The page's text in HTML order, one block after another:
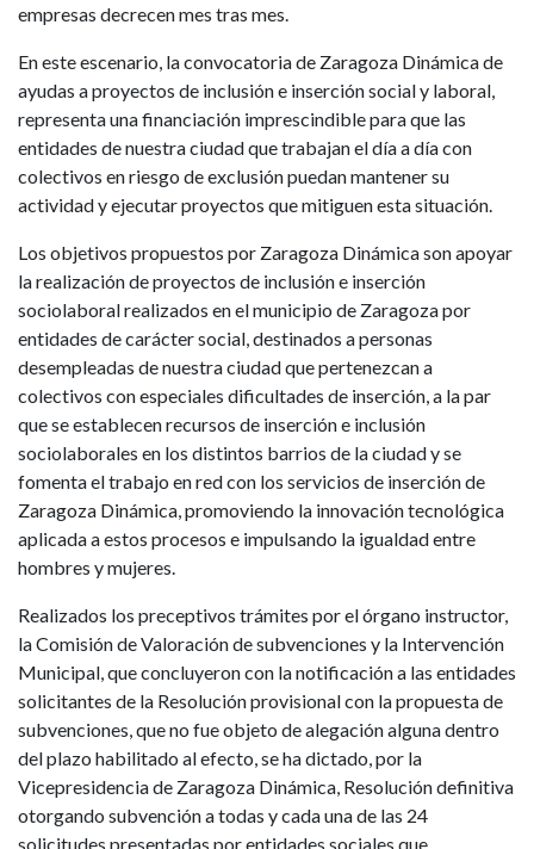
empresas decrecen mes tras mes.
En este escenario, la convocatoria de Zaragoza Dinámica de
ayudas a proyectos de inclusión e inserción social y laboral,
representa una financiación imprescindible para que las
entidades de nuestra ciudad que trabajan el día a día con
colectivos en riesgo de exclusión puedan mantener su
actividad y ejecutar proyectos que mitiguen esta situación.
Los objetivos propuestos por Zaragoza Dinámica son apoyar
la realización de proyectos de inclusión e inserción
sociolaboral realizados en el municipio de Zaragoza por
entidades de carácter social, destinados a personas
desempleadas de nuestra ciudad que pertenezcan a
colectivos con especiales dificultades de inserción, a la par
que se establecen recursos de inserción e inclusión
sociolaborales en los distintos barrios de la ciudad y se
fomenta el trabajo en red con los servicios de inserción de
Zaragoza Dinámica, promoviendo la innovación tecnológica
aplicada a estos procesos e impulsando la igualdad entre
hombres y mujeres.
Realizados los preceptivos trámites por el órgano instructor,
la Comisión de Valoración de subvenciones y la Intervención
Municipal, que concluyeron con la notificación a las entidades
solicitantes de la Resolución provisional con la propuesta de
subvenciones, que no fue objeto de alegación alguna dentro
del plazo habilitado al efecto, se ha dictado, por la
Vicepresidencia de Zaragoza Dinámica, Resolución definitiva
otorgando subvención a todas y cada una de las 24
solicitudes presentadas por entidades sociales que